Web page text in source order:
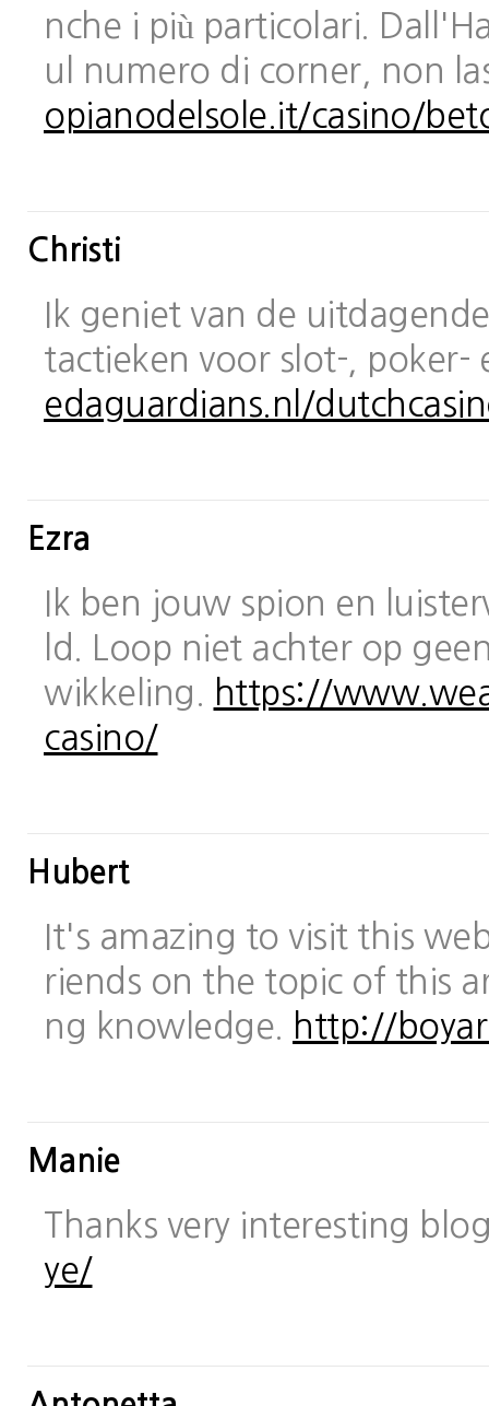
nche i più particolari.
ul numero di corner, non
opianodelsole.it/casino/
Christi
Ik geniet van de
tactieken voor slot-,
edaguardians.nl/
Ezra
Ik ben jouw spion en
ld. Loop niet achter op
wikkeling.
https://
casino/
Hubert
It's amazing to visit this
riends on the topic of this
ng knowledge.
http://
Manie
Thanks very interesting
ye/